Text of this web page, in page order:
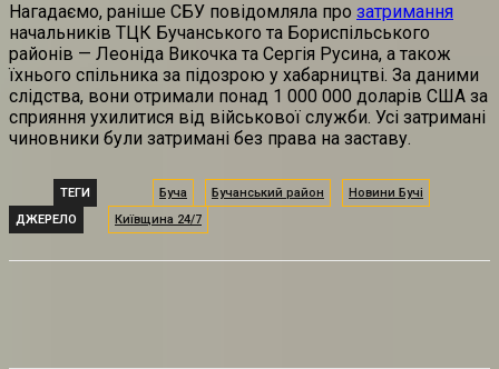
Нагадаємо, раніше СБУ повідомляла про затримання
начальників ТЦК Бучанського та Бориспільського
районів — Леоніда Викочка та Сергія Русина, а також
їхнього спільника за підозрою у хабарництві. За даними
слідства, вони отримали понад 1 000 000 доларів США за
сприяння ухилитися від військової служби. Усі затримані
чиновники були затримані без права на заставу.
ТЕГИ Буча Бучанський район
Новини Бучі
ДЖЕРЕЛО
Київщина 24/7